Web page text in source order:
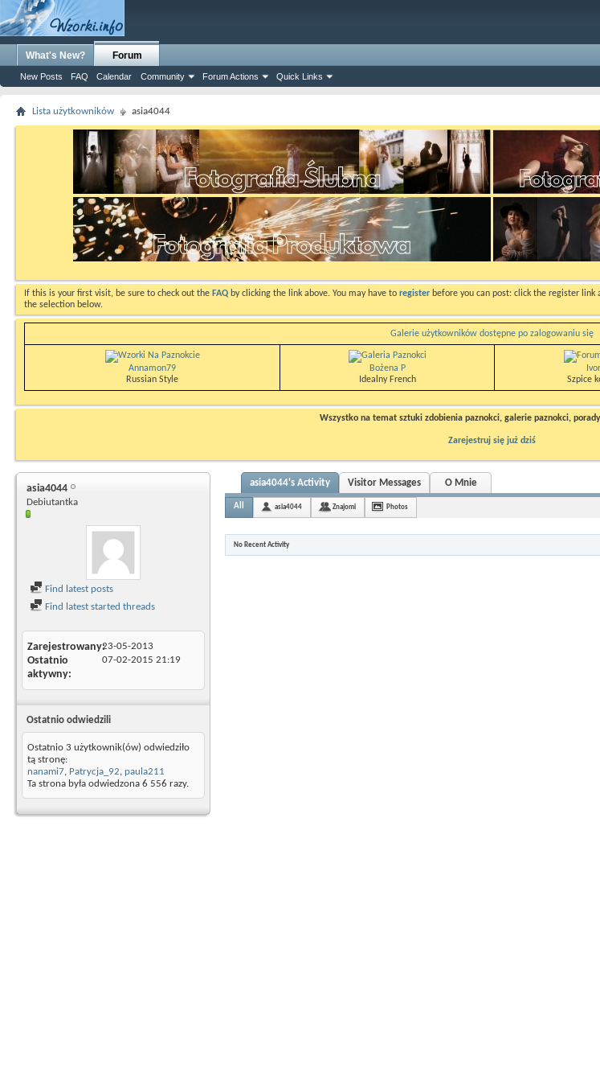
What's New? Forum
New Posts FAQ Calendar Community Forum Actions Quick Links
Lista użytkowników asia4044
If this is your first visit, be sure to check out the FAQ by clicking the link above. You may have to register before you can post: click the register
the selection below.
Galerie użytkowników dostępne po zalogowaniu się
Annamon79
Russian Style
Bożena P
Idealny French
Szpice
Wszystko na temat sztuki zdobienia paznokci, galerie paznokci,
Zarejestruj się już dziś
asia4044
Debiutantka
Find latest posts
Find latest started threads
Zarejestrowany23-05-2013
Ostatnio
aktywny
07-02-2015 21:19
Ostatnio odwiedzili
Ostatnio 3 użytkownik(ów) odwiedziło
tą stronę:
nanami7, Patrycja_92, paula211
Ta strona była odwiedzona 6 556 razy.
asia4044's Activity Visitor Messages O Mnie
All asia4044 Znajomi Photos
No Recent Activity